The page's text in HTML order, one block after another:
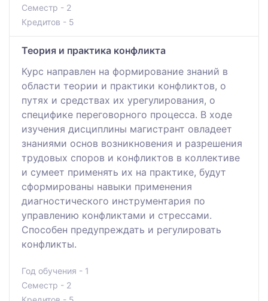
Семестр - 2
Кредитов - 5
Теория и практика конфликта
Курс направлен на формирование знаний в
области теории и практики конфликтов, о
путях и средствах их урегулирования, о
специфике переговорного процесса. В ходе
изучения дисциплины магистрант овладеет
знаниями основ возникновения и разрешения
трудовых споров и конфликтов в коллективе
и сумеет применять их на практике, будут
сформированы навыки применения
диагностического инструментария по
управлению конфликтами и стрессами.
Способен предупреждать и регулировать
конфликты.
Год обучения - 1
Семестр - 2